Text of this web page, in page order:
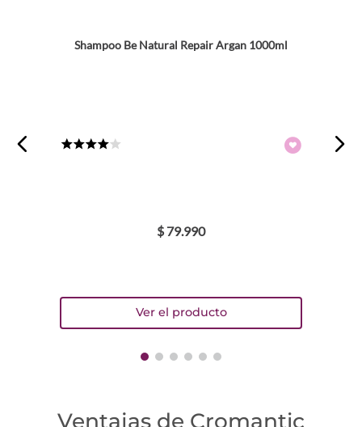
Dirección de email
ENVIAR COMENTARIO
Shampoo Be Natural Repair Argan 1000ml
$ 79.990
Ventajas de Cromantic